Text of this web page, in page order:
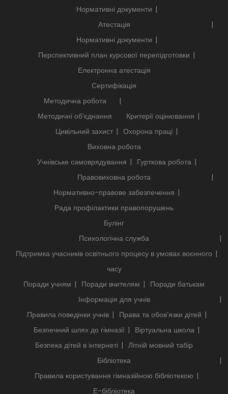
Нормативні документи
Атестація
Нормативні документи
Перспективний план курсової перепідготовки
Електронна атестація
Сертифікація
Методична робота
Методичні об’єднання
Критерії оцінювання
Цивільний захист
Охорона праці
Виховна робота
Учнівське самоврядування
Гурткова робота
Правовиховна робота
Нормативно-правове забезпечення
Рада профілактики правопорушень
Булінг
Психологічна служба
Підтримка учасників освітнього процесу в умовах воєнного
часу
Поради учням
Поради вчителям
Поради батькам
Інформація для учнів
Правила поведінки учнів
Права та обов’язки дітей
Безпечний шлях до гімназії
Віртуальна школа
Безпека дітей в інтернеті
Літній мовний табір
Бібліотека
Правила користування гімназійною бібліотекою
Е-бібліотека